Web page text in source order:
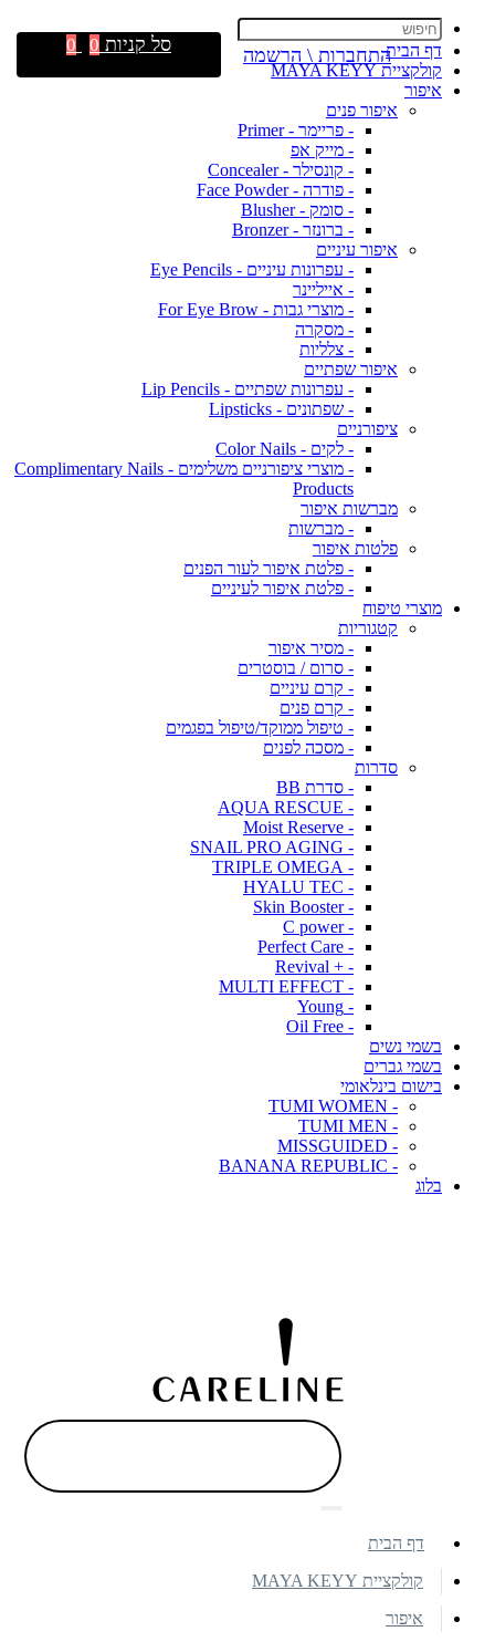
דף הבית
קולקציית MAYA KEYY
איפור
איפור פנים
- פריימר - Primer
- מייק אפ
- קונסילר - Concealer
- פודרה - Face Powder
- סומק - Blusher
- ברונזר - Bronzer
איפור עיניים
- עפרונות עיניים - Eye Pencils
- אייליינר
- מוצרי גבות - For Eye Brow
- מסקרה
- צלליות
איפור שפתיים
- עפרונות שפתיים - Lip Pencils
- שפתונים - Lipsticks
ציפורניים
- לקים - Color Nails
- מוצרי ציפורניים משלימים - Complimentary Nails
Products
מברשות איפור
- מברשות
פלטות איפור
- פלטת איפור לעור הפנים
- פלטת איפור לעיניים
מוצרי טיפוח
קטגוריות
- מסיר איפור
- סרום / בוסטרים
- קרם עיניים
- קרם פנים
- טיפול ממוקד/טיפול בפגמים
- מסכה לפנים
סדרות
- סדרת BB
- AQUA RESCUE
- Moist Reserve
- SNAIL PRO AGING
- TRIPLE OMEGA
- HYALU TEC
- Skin Booster
- C power
- Perfect Care
- + Revival
- MULTI EFFECT
- Young
- Oil Free
בשמי נשים
בשמי גברים
בישום בינלאומי
- TUMI WOMEN
- TUMI MEN
- MISSGUIDED
- BANANA REPUBLIC
בלוג
התחברות \ הרשמה סל קניות 0
0
דף הבית
קולקציית MAYA KEYY
איפור